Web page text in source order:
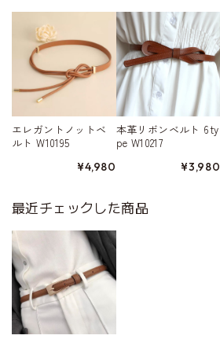
エレガントノットベ
ルト W10195
¥4,980
本革リボンベルト 6ty
pe W10217
¥3,980
最近チェックした商品